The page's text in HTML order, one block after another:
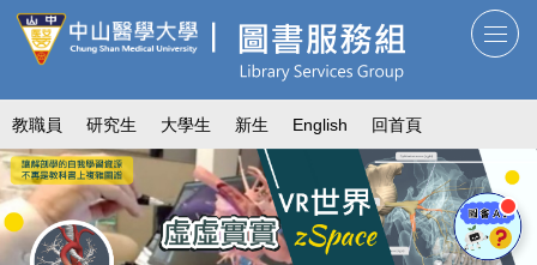
跳
到
要
內
容
區
教職員 研究生 大學生 新生 English 回首頁